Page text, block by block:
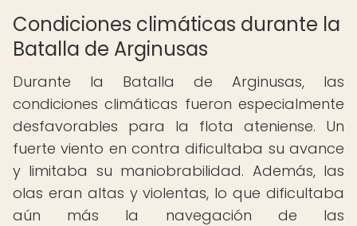
Condiciones climáticas durante la
Batalla de Arginusas
Durante la Batalla de Arginusas, las
condiciones climáticas fueron especialmente
desfavorables para la flota ateniense. Un
fuerte viento en contra dificultaba su avance
y limitaba su maniobrabilidad. Además, las
olas eran altas y violentas, lo que dificultaba
aún más la navegación de las